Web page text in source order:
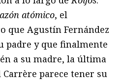
atómico, el
que Agustín Fernández
padre y que finalmente
a su madre, la última
parece tener su